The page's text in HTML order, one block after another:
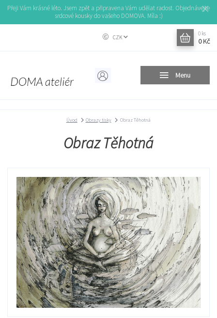
Přeji Vám krásné léto. Jsem zpět a připravena Vám udělat radost. Objednávejte
srdcové kousky do vašeho DOMOVA. Míla :)
Menu
CZK
0 ks
0 Kč
Úvod Obrazy tisky Obraz Těhotná
Obraz Těhotná